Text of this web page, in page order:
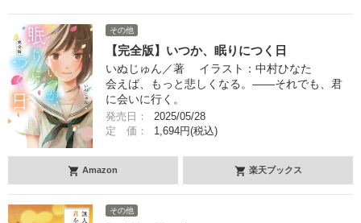
その他
【完全版】いつか、眠りにつく日
いぬじゅん／著 イラスト：中村ひなた
会えば、もっと悲しくなる。――それでも、君
に会いに行く。
発売日：
2025/05/28
定 価：
1,694円(税込)
Amazon 楽天ブックス
その他